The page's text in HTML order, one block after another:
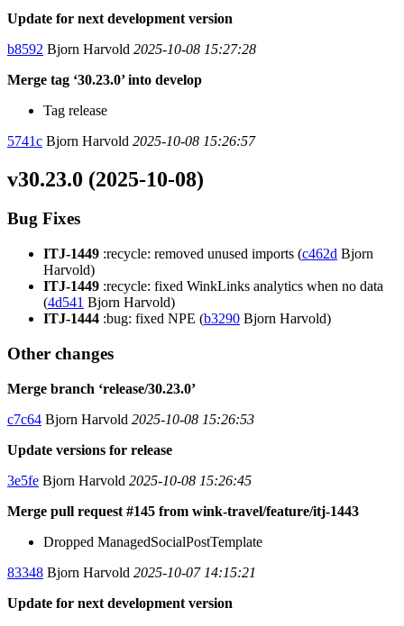
Update for next development version
b8592 Bjorn Harvold 2025-10-08 15:27:28
Merge tag ‘30.23.0’ into develop
Tag release
5741c Bjorn Harvold 2025-10-08 15:26:57
v30.23.0 (2025-10-08)
Bug Fixes
ITJ-1449 :recycle: removed unused imports (c462d Bjorn
Harvold)
ITJ-1449 :recycle: fixed WinkLinks analytics when no data
(4d541 Bjorn Harvold)
ITJ-1444 :bug: fixed NPE (b3290 Bjorn Harvold)
Other changes
Merge branch ‘release/30.23.0’
c7c64 Bjorn Harvold 2025-10-08 15:26:53
Update versions for release
3e5fe Bjorn Harvold 2025-10-08 15:26:45
Merge pull request #145 from wink-travel/feature/itj-1443
Dropped ManagedSocialPostTemplate
83348 Bjorn Harvold 2025-10-07 14:15:21
Update for next development version